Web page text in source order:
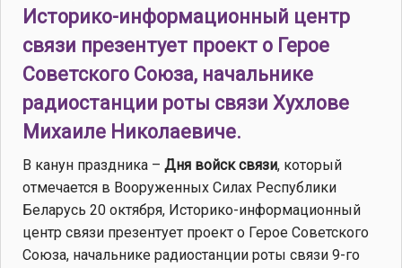
Историко-информационный центр
связи презентует проект о Герое
Советского Союза, начальнике
радиостанции роты связи Хухлове
Михаиле Николаевиче.
В канун праздника – Дня войск связи, который
отмечается в Вооруженных Силах Республики
Беларусь 20 октября, Историко-информационный
центр связи презентует проект о Герое Советского
Союза, начальнике радиостанции роты связи 9-го